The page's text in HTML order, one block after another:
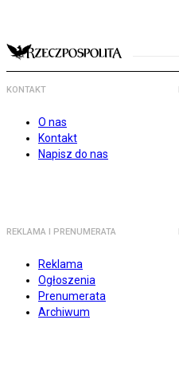
KONTAKT
O nas
Kontakt
Napisz do nas
REKLAMA I PRENUMERATA
Reklama
Ogłoszenia
Prenumerata
Archiwum